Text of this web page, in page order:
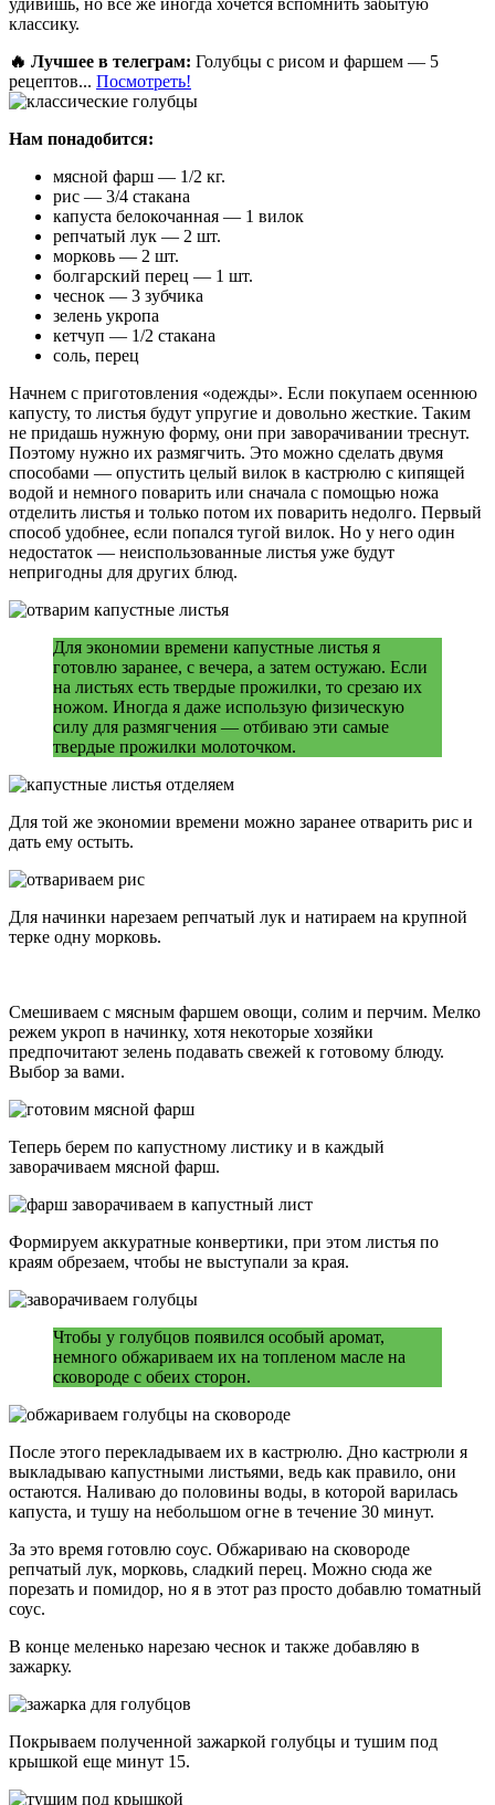
удивишь, но все же иногда хочется вспомнить забытую
классику.
🔥 Лучшее в телеграм: Голубцы с рисом и фаршем — 5
рецептов... Посмотреть!
Нам понадобится:
мясной фарш — 1/2 кг.
рис — 3/4 стакана
капуста белокочанная — 1 вилок
репчатый лук — 2 шт.
морковь — 2 шт.
болгарский перец — 1 шт.
чеснок — 3 зубчика
зелень укропа
кетчуп — 1/2 стакана
соль, перец
Начнем с приготовления «одежды». Если покупаем осеннюю
капусту, то листья будут упругие и довольно жесткие. Таким
не придашь нужную форму, они при заворачивании треснут.
Поэтому нужно их размягчить. Это можно сделать двумя
способами — опустить целый вилок в кастрюлю с кипящей
водой и немного поварить или сначала с помощью ножа
отделить листья и только потом их поварить недолго. Первый
способ удобнее, если попался тугой вилок. Но у него один
недостаток — неиспользованные листья уже будут
непригодны для других блюд.
Для экономии времени капустные листья я
готовлю заранее, с вечера, а затем остужаю. Если
на листьях есть твердые прожилки, то срезаю их
ножом. Иногда я даже использую физическую
силу для размягчения — отбиваю эти самые
твердые прожилки молоточком.
Для той же экономии времени можно заранее отварить рис и
дать ему остыть.
Для начинки нарезаем репчатый лук и натираем на крупной
терке одну морковь.
Смешиваем с мясным фаршем овощи, солим и перчим. Мелко
режем укроп в начинку, хотя некоторые хозяйки
предпочитают зелень подавать свежей к готовому блюду.
Выбор за вами.
Теперь берем по капустному листику и в каждый
заворачиваем мясной фарш.
Формируем аккуратные конвертики, при этом листья по
краям обрезаем, чтобы не выступали за края.
Чтобы у голубцов появился особый аромат,
немного обжариваем их на топленом масле на
сковороде с обеих сторон.
После этого перекладываем их в кастрюлю. Дно кастрюли я
выкладываю капустными листьями, ведь как правило, они
остаются. Наливаю до половины воды, в которой варилась
капуста, и тушу на небольшом огне в течение 30 минут.
За это время готовлю соус. Обжариваю на сковороде
репчатый лук, морковь, сладкий перец. Можно сюда же
порезать и помидор, но я в этот раз просто добавлю томатный
соус.
В конце меленько нарезаю чеснок и также добавляю в
зажарку.
Покрываем полученной зажаркой голубцы и тушим под
крышкой еще минут 15.